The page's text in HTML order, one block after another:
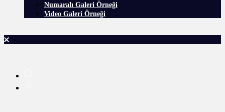
Numaralı Galeri Örneği
Video Galeri Örneği